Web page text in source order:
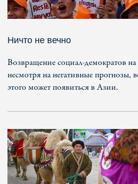
Ничто не вечно
Возвращение социал-демократов
несмотря на негативные
этого может появиться в Азии.